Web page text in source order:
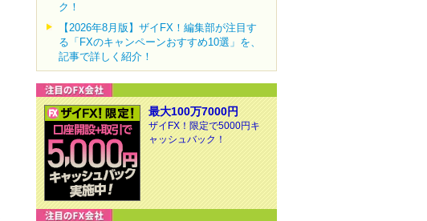
ク！
【2026年8月版】ザイFX！編集部が注目す
る「FXのキャンペーンおすすめ10選」を、
記事で詳しく紹介！
最大100万7000円
ザイFX！限定で5000円キ
ャッシュバック！